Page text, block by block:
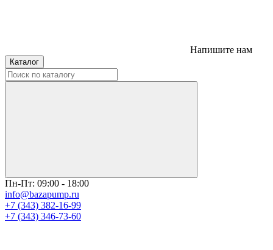
Напишите нам
Каталог
Пн-Пт: 09:00 - 18:00
info@bazapump.ru
+7 (343) 382-16-99
+7 (343) 346-73-‬60